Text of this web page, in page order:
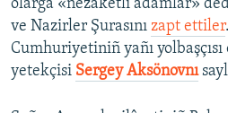
olarğa «nezaketli adamlar»
ve Nazirler Şurasını zapt ettiler
Cumhuriyetiniñ yañı
yetekçisi Sergey Aksönovnı